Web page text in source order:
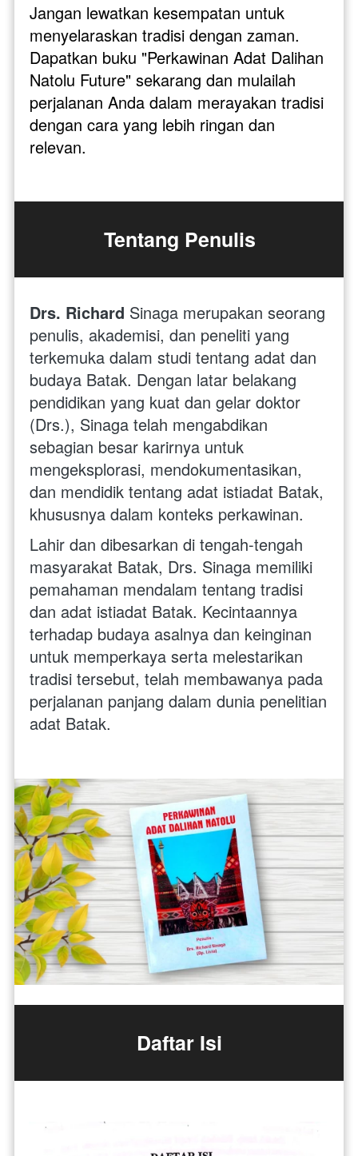
Jangan lewatkan kesempatan untuk
menyelaraskan tradisi dengan zaman.
Dapatkan buku "Perkawinan Adat Dalihan
Natolu Future" sekarang dan mulailah
perjalanan Anda dalam merayakan tradisi
dengan cara yang lebih ringan dan
relevan.
Tentang Penulis
Drs. Richard Sinaga merupakan seorang
penulis, akademisi, dan peneliti yang
terkemuka dalam studi tentang adat dan
budaya Batak. Dengan latar belakang
pendidikan yang kuat dan gelar doktor
(Drs.), Sinaga telah mengabdikan
sebagian besar karirnya untuk
mengeksplorasi, mendokumentasikan,
dan mendidik tentang adat istiadat Batak,
khususnya dalam konteks perkawinan.
Lahir dan dibesarkan di tengah-tengah
masyarakat Batak, Drs. Sinaga memiliki
pemahaman mendalam tentang tradisi
dan adat istiadat Batak. Kecintaannya
terhadap budaya asalnya dan keinginan
untuk memperkaya serta melestarikan
tradisi tersebut, telah membawanya pada
perjalanan panjang dalam dunia penelitian
adat Batak.
Daftar Isi